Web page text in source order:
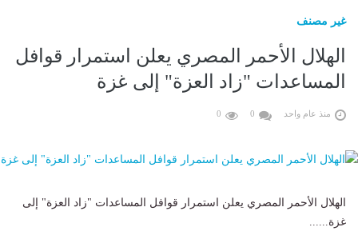
غير مصنف
الهلال الأحمر المصري يعلن استمرار قوافل
المساعدات "زاد العزة" إلى غزة
منذ عام واحد 0
0
الهلال الأحمر المصري يعلن استمرار قوافل المساعدات "زاد العزة" إلى
غزة......